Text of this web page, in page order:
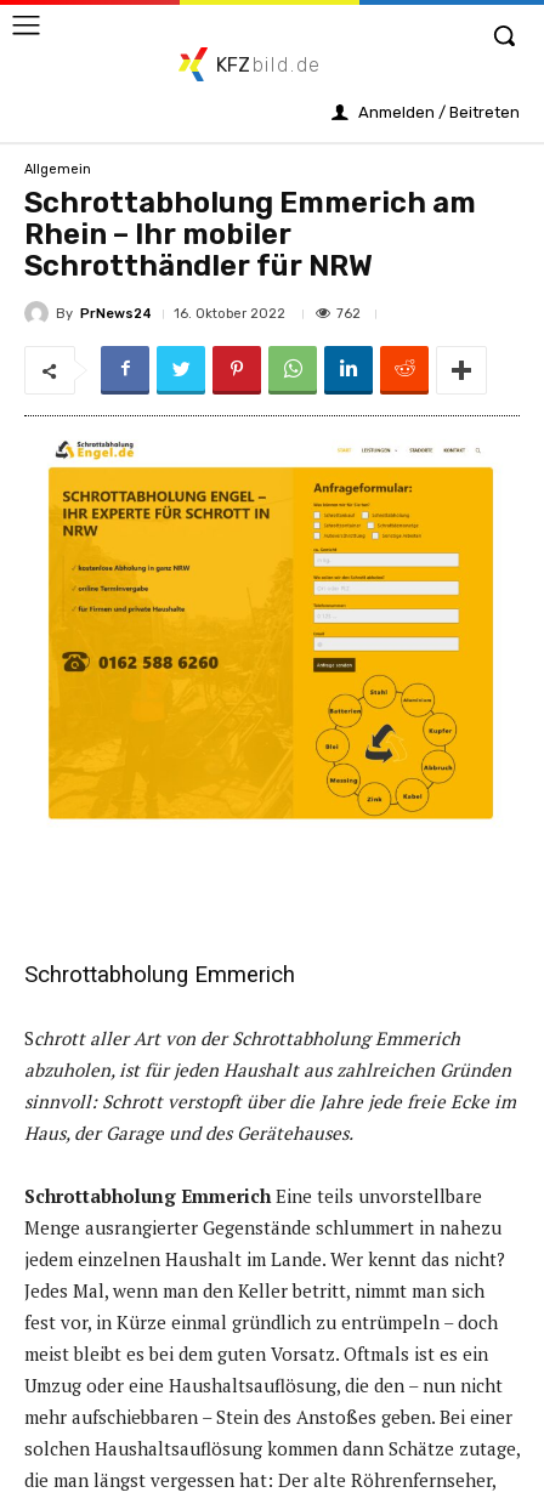
KFZ bild.de
Anmelden / Beitreten
Allgemein
Schrottabholung Emmerich am
Rhein – Ihr mobiler
Schrotthändler für NRW
By PrNews24 16. Oktober 2022 762
Schrottabholung Emmerich
Schrott aller Art von der Schrottabholung Emmerich
abzuholen, ist für jeden Haushalt aus zahlreichen Gründen
sinnvoll: Schrott verstopft über die Jahre jede freie Ecke im
Haus, der Garage und des Gerätehauses.
Schrottabholung EmmerichEine teils unvorstellbare
Menge ausrangierter Gegenstände schlummert in nahezu
jedem einzelnen Haushalt im Lande. Wer kennt das nicht?
Jedes Mal, wenn man den Keller betritt, nimmt man sich
fest vor, in Kürze einmal gründlich zu entrümpeln – doch
meist bleibt es bei dem guten Vorsatz. Oftmals ist es ein
Umzug oder eine Haushaltsauflösung, die den – nun nicht
mehr aufschiebbaren – Stein des Anstoßes geben. Bei einer
solchen Haushaltsauflösung kommen dann Schätze zutage,
die man längst vergessen hat: Der alte Röhrenfernseher,